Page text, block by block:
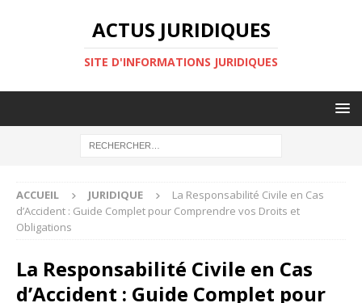
ACTUS JURIDIQUES
SITE D'INFORMATIONS JURIDIQUES
ACCUEIL JURIDIQUE
La Responsabilité Civile en Cas
d’Accident : Guide Complet pour Comprendre vos Droits et
Obligations
La Responsabilité Civile en Cas
d’Accident : Guide Complet pour